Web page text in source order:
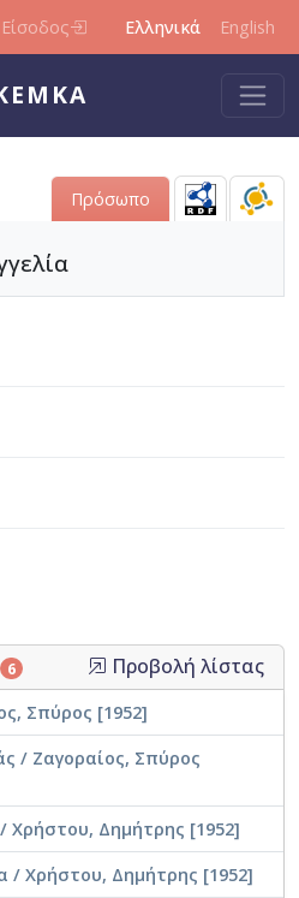
Είσοδος Ελληνικά English
Πρόσωπο
6 Προβολή λίστας
Σπύρος [1952]
/ Ζαγοραίος, Σπύρος
Δημήτρης [1952]
/ Χρήστου, Δημήτρης [1952]